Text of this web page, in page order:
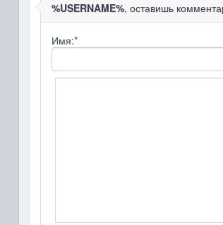
%USERNAME%, оставишь
Имя:*